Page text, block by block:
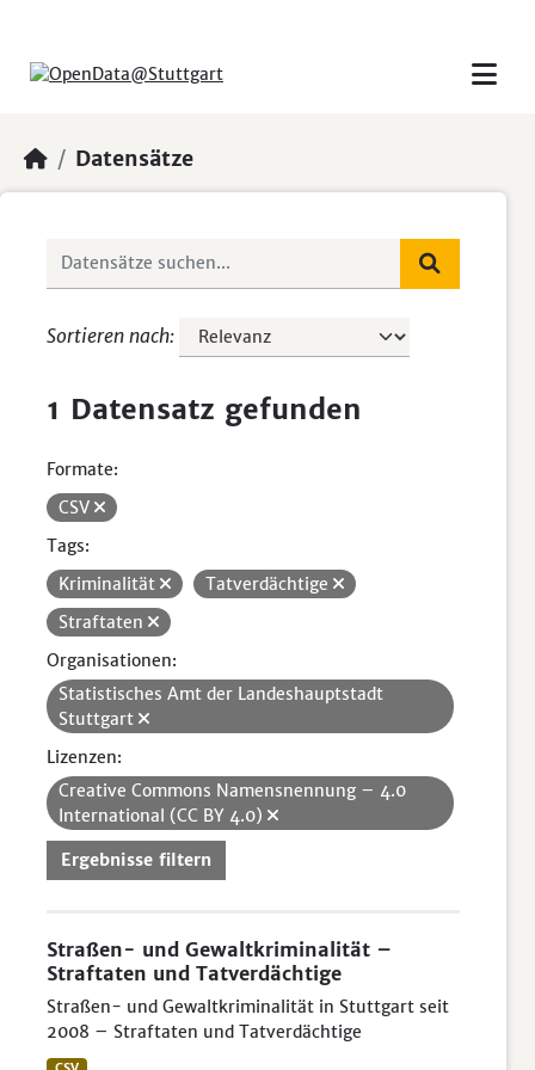
Datensätze
Sortieren nach
1 Datensatz gefunden
Formate:
CSV
Tags:
Kriminalität
Tatverdächtige
Straftaten
Organisationen:
Statistisches Amt der Landeshauptstadt
Stuttgart
Lizenzen:
Creative Commons Namensnennung – 4.0
International (CC BY 4.0)
Ergebnisse filtern
Straßen- und Gewaltkriminalität –
Straftaten und Tatverdächtige
Straßen- und Gewaltkriminalität in Stuttgart seit
2008 – Straftaten und Tatverdächtige